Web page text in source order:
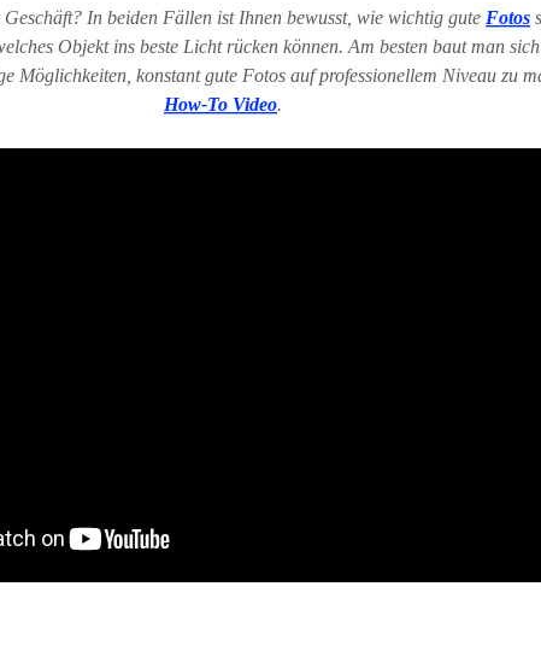
In beiden Fällen ist Ihnen bewusst, wie wichtig gute Fotos
Objekt ins beste Licht rücken können. Am besten baut man
Möglichkeiten, konstant gute Fotos auf professionellem Niveau zu
How-To Video.